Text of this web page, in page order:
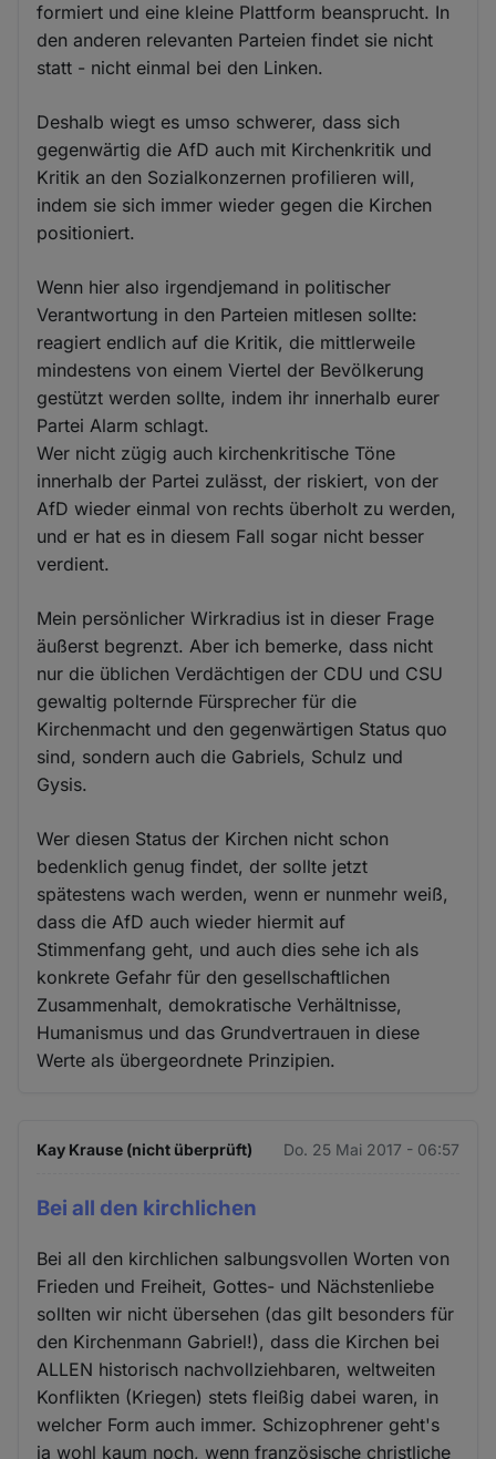
formiert und eine kleine Plattform beansprucht. In
den anderen relevanten Parteien findet sie nicht
statt - nicht einmal bei den Linken.
Deshalb wiegt es umso schwerer, dass sich
gegenwärtig die AfD auch mit Kirchenkritik und
Kritik an den Sozialkonzernen profilieren will,
indem sie sich immer wieder gegen die Kirchen
positioniert.
Wenn hier also irgendjemand in politischer
Verantwortung in den Parteien mitlesen sollte:
reagiert endlich auf die Kritik, die mittlerweile
mindestens von einem Viertel der Bevölkerung
gestützt werden sollte, indem ihr innerhalb eurer
Partei Alarm schlagt.
Wer nicht zügig auch kirchenkritische Töne
innerhalb der Partei zulässt, der riskiert, von der
AfD wieder einmal von rechts überholt zu werden,
und er hat es in diesem Fall sogar nicht besser
verdient.
Mein persönlicher Wirkradius ist in dieser Frage
äußerst begrenzt. Aber ich bemerke, dass nicht
nur die üblichen Verdächtigen der CDU und CSU
gewaltig polternde Fürsprecher für die
Kirchenmacht und den gegenwärtigen Status quo
sind, sondern auch die Gabriels, Schulz und
Gysis.
Wer diesen Status der Kirchen nicht schon
bedenklich genug findet, der sollte jetzt
spätestens wach werden, wenn er nunmehr weiß,
dass die AfD auch wieder hiermit auf
Stimmenfang geht, und auch dies sehe ich als
konkrete Gefahr für den gesellschaftlichen
Zusammenhalt, demokratische Verhältnisse,
Humanismus und das Grundvertrauen in diese
Werte als übergeordnete Prinzipien.
Kay Krause (nicht überprüft) Do. 25 Mai 2017 - 06:57
Bei all den kirchlichen
Bei all den kirchlichen salbungsvollen Worten von
Frieden und Freiheit, Gottes- und Nächstenliebe
sollten wir nicht übersehen (das gilt besonders für
den Kirchenmann Gabriel!), dass die Kirchen bei
ALLEN historisch nachvollziehbaren, weltweiten
Konflikten (Kriegen) stets fleißig dabei waren, in
welcher Form auch immer. Schizophrener geht's
ja wohl kaum noch, wenn französische christliche